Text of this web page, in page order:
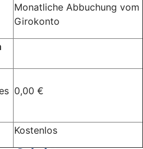
Monatliche Abbuchung vom
Girokonto
0,00 €
Kostenlos